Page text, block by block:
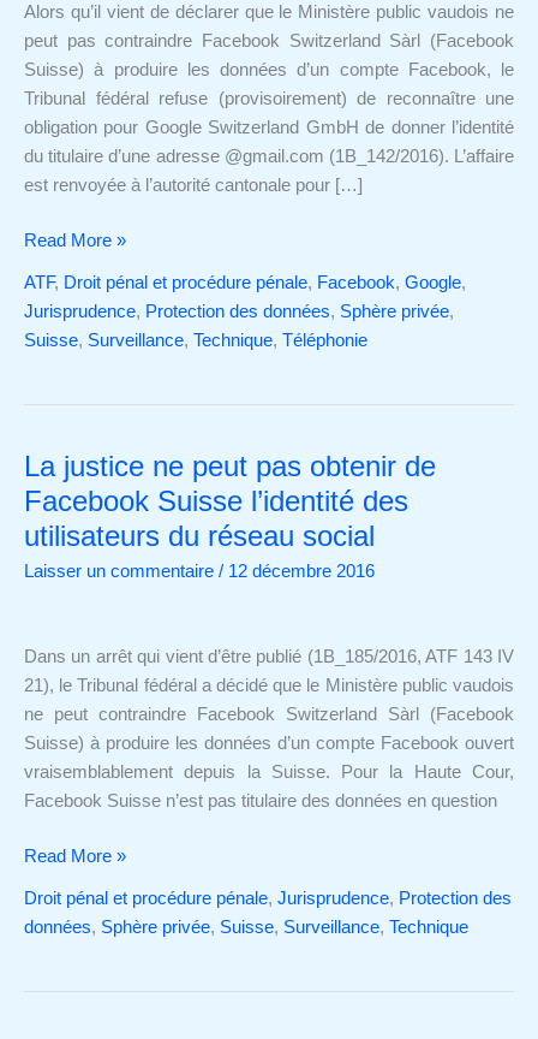
Alors qu’il vient de déclarer que le Ministère public vaudois ne
peut pas contraindre Facebook Switzerland Sàrl (Facebook
Suisse) à produire les données d’un compte Facebook, le
Tribunal fédéral refuse (provisoirement) de reconnaître une
obligation pour Google Switzerland GmbH de donner l’identité
du titulaire d’une adresse @gmail.com (1B_142/2016). L’affaire
est renvoyée à l’autorité cantonale pour […]
Switzerland
l’identité
de
l’utilisateur
d’un
compte
Gmail
Read More »
ATF, Droit pénal et procédure pénale, Facebook, Google,
Jurisprudence, Protection des données, Sphère privée,
Suisse, Surveillance, Technique, Téléphonie
La justice ne peut pas obtenir de
Facebook Suisse l’identité des
utilisateurs du réseau social
Laisser un commentaire / 12 décembre 2016
Dans un arrêt qui vient d’être publié (1B_185/2016, ATF 143 IV
21), le Tribunal fédéral a décidé que le Ministère public vaudois
ne peut contraindre Facebook Switzerland Sàrl (Facebook
Suisse) à produire les données d’un compte Facebook ouvert
vraisemblablement depuis la Suisse. Pour la Haute Cour,
Facebook Suisse n’est pas titulaire des données en question
La
justice
peut
pas
Facebook
Suisse
l’identité
des
utilisateurs
du
social
Read More »
Droit pénal et procédure pénale, Jurisprudence, Protection des
données, Sphère privée, Suisse, Surveillance, Technique